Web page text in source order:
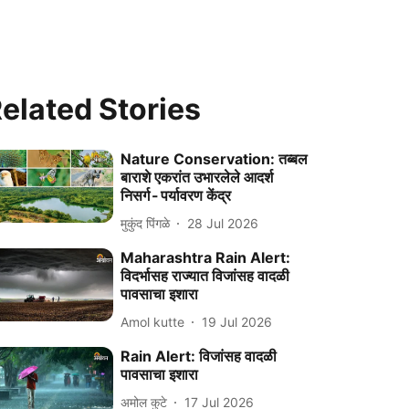
Stories
Nature Conservation: तब्बल
बाराशे एकरांत उभारलेले आदर्श
निसर्ग - पर्यावरण केंद्र
मुकुंद पिंगळे 28 Jul 2026
Maharashtra Rain Alert:
विदर्भासह राज्यात विजांसह वादळी
पावसाचा इशारा
Amol kutte 19 Jul 2026
Rain Alert: विजांसह वादळी
पावसाचा इशारा
अमोल कुटे 17 Jul 2026